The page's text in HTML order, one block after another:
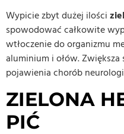
Wypicie zbyt dużej ilości
spowodować całkowite
wtłoczenie do organizmu
aluminium i ołów.
pojawienia chorób
ZIELONA
PIĆ